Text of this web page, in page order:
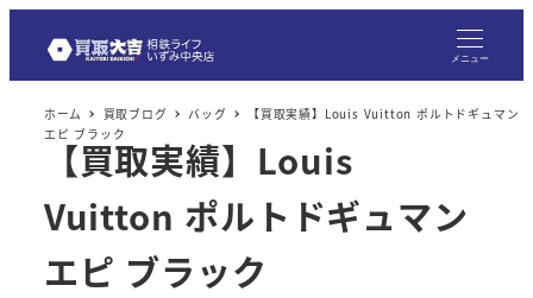
メニュー
ホーム 買取ブログ バッグ
【買取実績】Louis Vuitton ポルトドギュマン
エピ ブラック
【買取実績】Louis
Vuitton ポルトドギュマン
エピ ブラック